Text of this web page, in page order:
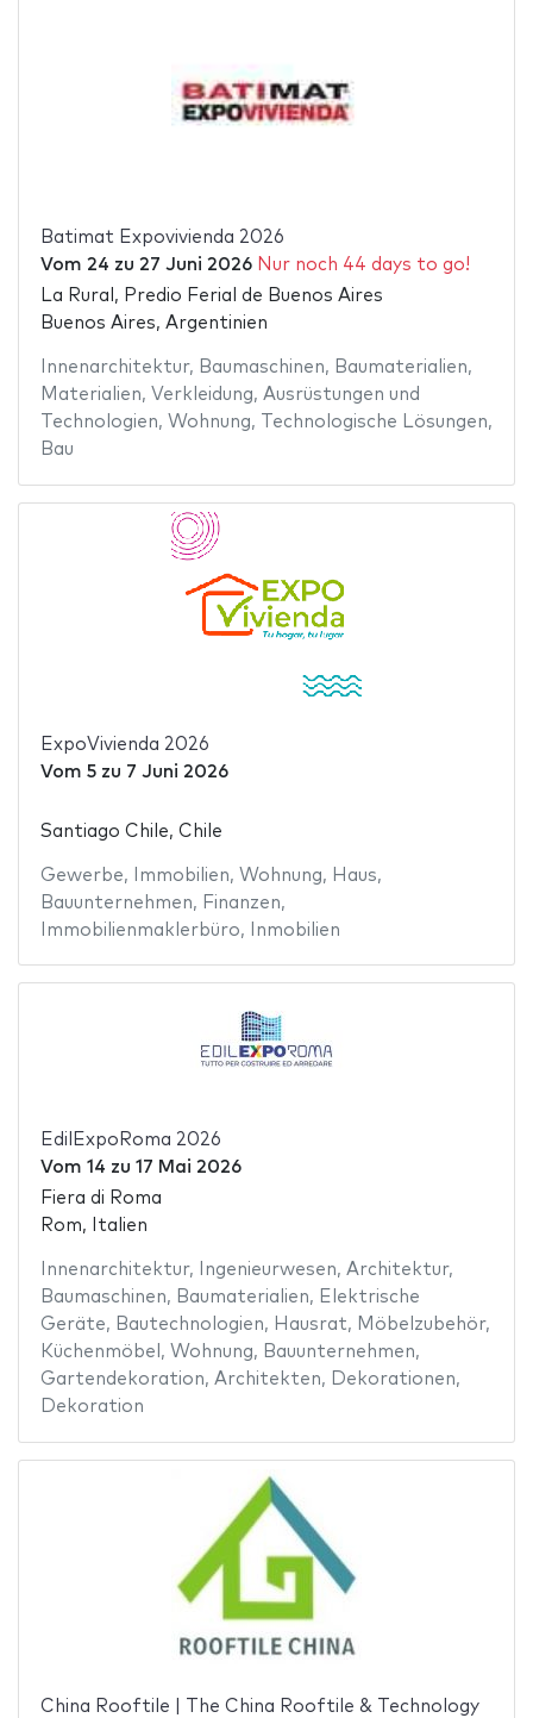
Batimat Expovivienda 2026
Vom 24 zu 27 Juni 2026 Nur noch 44 days to go!
La Rural, Predio Ferial de Buenos Aires
Buenos Aires, Argentinien
Innenarchitektur, Baumaschinen, Baumaterialien,
Materialien, Verkleidung, Ausrüstungen und
Technologien, Wohnung, Technologische Lösungen,
Bau
ExpoVivienda 2026
Vom 5zu 7 Juni 2026
Santiago Chile, Chile
Gewerbe, Immobilien, Wohnung, Haus,
Bauunternehmen, Finanzen,
Immobilienmaklerbüro, Inmobilien
EdilExpoRoma 2026
Vom 14 zu 17 Mai 2026
Fiera di Roma
Rom, Italien
Innenarchitektur, Ingenieurwesen, Architektur,
Baumaschinen, Baumaterialien, Elektrische
Geräte, Bautechnologien, Hausrat, Möbelzubehör,
Küchenmöbel , Wohnung, Bauunternehmen,
Gartendekoration, Architekten, Dekorationen,
Dekoration
China Rooftile | The China Rooftile & Technology